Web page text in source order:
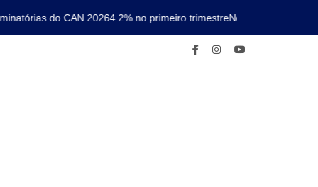
do CAN 20264.2% no primeiro trimestreNova linha de metro